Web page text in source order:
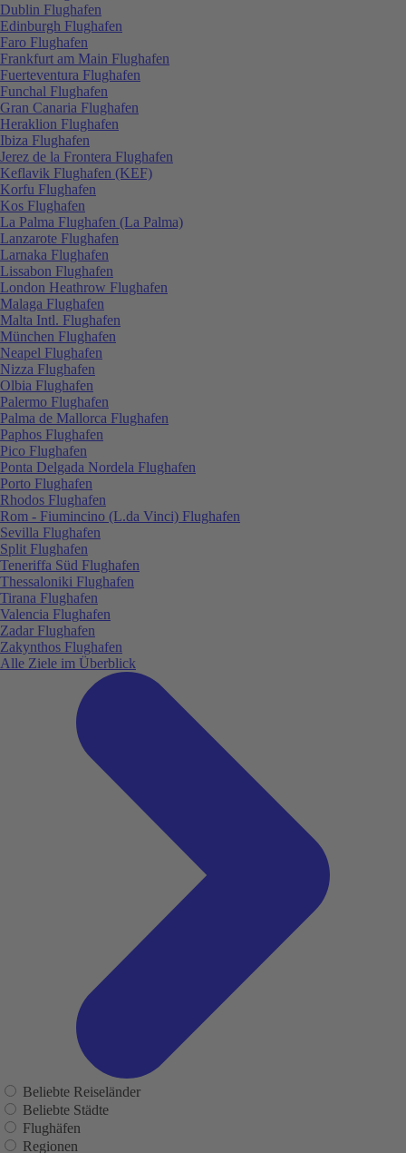
Dublin Flughafen
Edinburgh Flughafen
Faro Flughafen
Frankfurt am Main Flughafen
Fuerteventura Flughafen
Funchal Flughafen
Gran Canaria Flughafen
Heraklion Flughafen
Ibiza Flughafen
Jerez de la Frontera Flughafen
Keflavik Flughafen (KEF)
Korfu Flughafen
Kos Flughafen
La Palma Flughafen (La Palma)
Lanzarote Flughafen
Larnaka Flughafen
Lissabon Flughafen
London Heathrow Flughafen
Malaga Flughafen
Malta Intl. Flughafen
München Flughafen
Neapel Flughafen
Nizza Flughafen
Olbia Flughafen
Palermo Flughafen
Palma de Mallorca Flughafen
Paphos Flughafen
Pico Flughafen
Ponta Delgada Nordela Flughafen
Porto Flughafen
Rhodos Flughafen
Rom - Fiumincino (L.da Vinci) Flughafen
Sevilla Flughafen
Split Flughafen
Teneriffa Süd Flughafen
Thessaloniki Flughafen
Tirana Flughafen
Valencia Flughafen
Zadar Flughafen
Zakynthos Flughafen
Alle Ziele im Überblick
Beliebte Reiseländer
Beliebte Städte
Flughäfen
Regionen